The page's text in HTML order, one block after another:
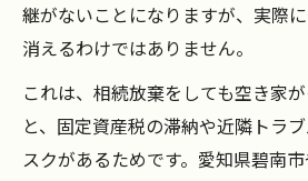
継がないことになりますが、実際
消えるわけではありません。
これは、相続放棄をしても空き家
と、固定資産税の滞納や近隣トラ
スクがあるためです。愛知県碧南